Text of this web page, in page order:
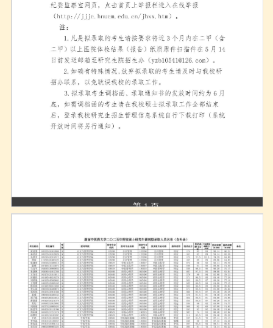
第 1 页